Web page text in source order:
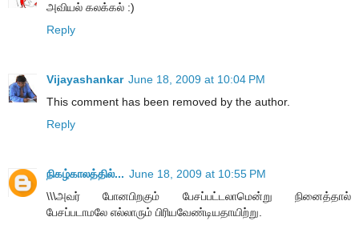
அவியல் கலக்கல் :)
Reply
Vijayashankar June 18, 2009 at 10:04 PM
This comment has been removed by the author.
Reply
நிகழ்காலத்தில்... June 18, 2009 at 10:55 PM
\\\அவர் போனபிறகும் பேசப்பட்டலாமென்று நினைத்தால்
பேசப்படாமலே எல்லாரும் பிரியவேண்டியதாயிற்று.